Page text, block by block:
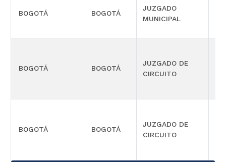
BOGOTÁ BOGOTÁ
JUZGADO
MUNICIPAL
BOGOTÁ BOGOTÁ
JUZGADO DE
CIRCUITO
BOGOTÁ BOGOTÁ
JUZGADO DE
CIRCUITO